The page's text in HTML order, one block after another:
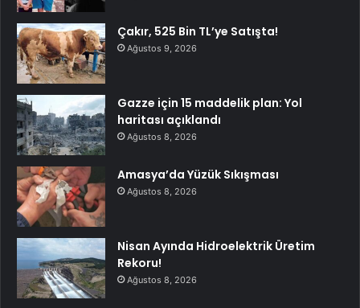
Çakır, 525 Bin TL’ye Satışta!
Ağustos 9, 2026
Gazze için 15 maddelik plan: Yol
haritası açıklandı
Ağustos 8, 2026
Amasya’da Yüzük Sıkışması
Ağustos 8, 2026
Nisan Ayında Hidroelektrik Üretim
Rekoru!
Ağustos 8, 2026